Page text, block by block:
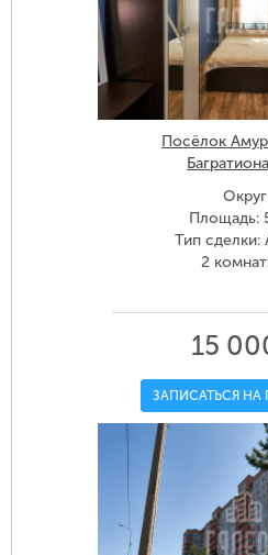
Посёлок
Площадь:
Тип сделки:
2
15
ЗАПИСАТЬСЯ